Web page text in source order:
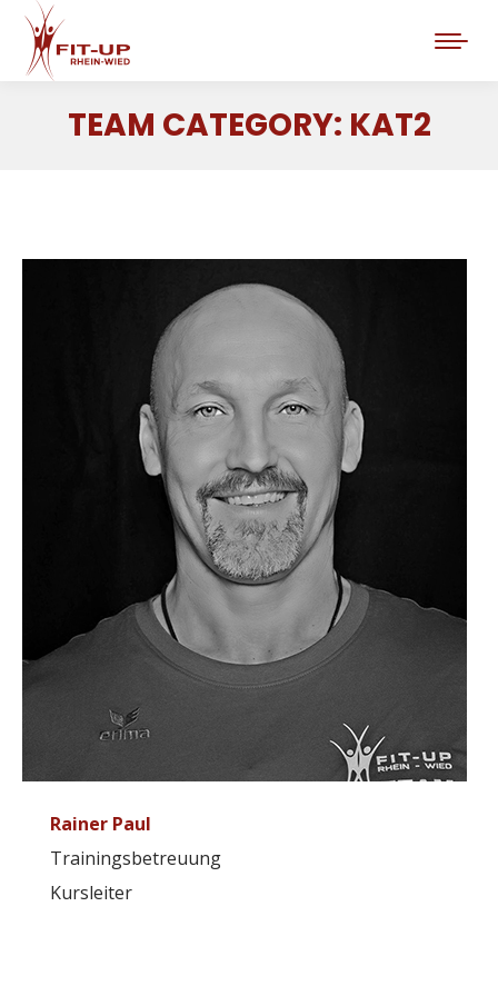
TEAM CATEGORY: KAT2
Rainer Paul
Trainingsbetreuung
Kursleiter